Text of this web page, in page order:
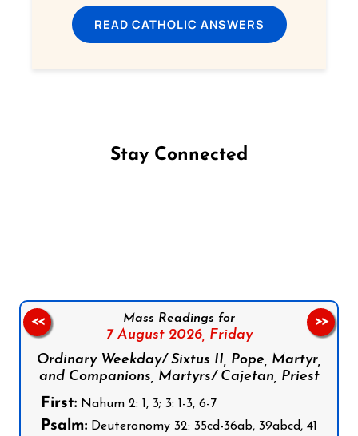
READ CATHOLIC ANSWERS
Stay Connected
Mass Readings for
7 August 2026, Friday
Ordinary Weekday/ Sixtus II, Pope, Martyr,
and Companions, Martyrs/ Cajetan, Priest
First: Nahum 2: 1, 3; 3: 1-3, 6-7
Psalm: Deuteronomy 32: 35cd-36ab, 39abcd, 41
<< >>